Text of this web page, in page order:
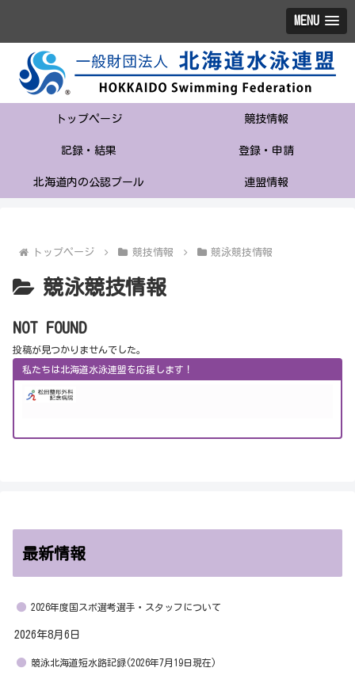
MENU
トップページ 競技情報
記録・結果 登録・申請
北海道内の公認プール 連盟情報
トップページ 競技情報 競泳競技情報
競泳競技情報
NOT FOUND
投稿が見つかりませんでした。
私たちは北海道水泳連盟を応援します！
最新情報
2026年度国スポ選考選手・スタッフについて
2026年8月6日
競泳北海道短水路記録(2026年7月19日現在)